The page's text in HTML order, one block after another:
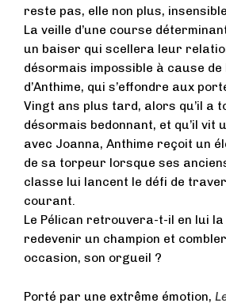
reste pas, elle non plus,
La veille d’une course
un baiser qui scellera leur
désormais impossible à cause de
d’Anthime, qui s’effondre aux
Vingt ans plus tard, alors qu’il a
désormais bedonnant, et qu’il vit
avec Joanna, Anthime reçoit un
de sa torpeur lorsque ses
classe lui lancent le défi de
courant.
Le Pélican retrouvera-t-il en lui
redevenir un champion et
occasion, son orgueil ?
Porté par une extrême émotion,